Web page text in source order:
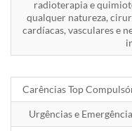
radioterapia e
qualquer natureza,
cardíacas, vasculares e
Carências Top
Urgências e